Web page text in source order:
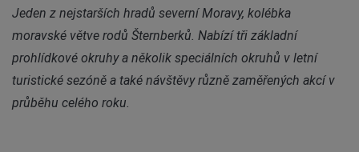
Jeden z nejstarších hradů severní Moravy, kolébka
moravské větve rodů Šternberků. Nabízí tři základní
prohlídkové okruhy a několik speciálních okruhů v letní
turistické sezóně a také návštěvy různě zaměřených akcí v
průběhu celého roku.